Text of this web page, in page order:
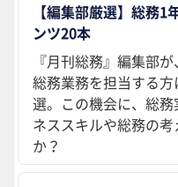
【編集部厳選】総務
ンツ20本
『月刊総務』編集部
総務業務を担当する
選。この機会に、総
ネススキルや総務の
か？